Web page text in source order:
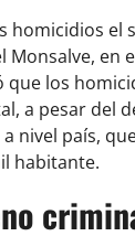
homicidios el
Monsalve, en
que los
a pesar del
nivel país,
habitante.